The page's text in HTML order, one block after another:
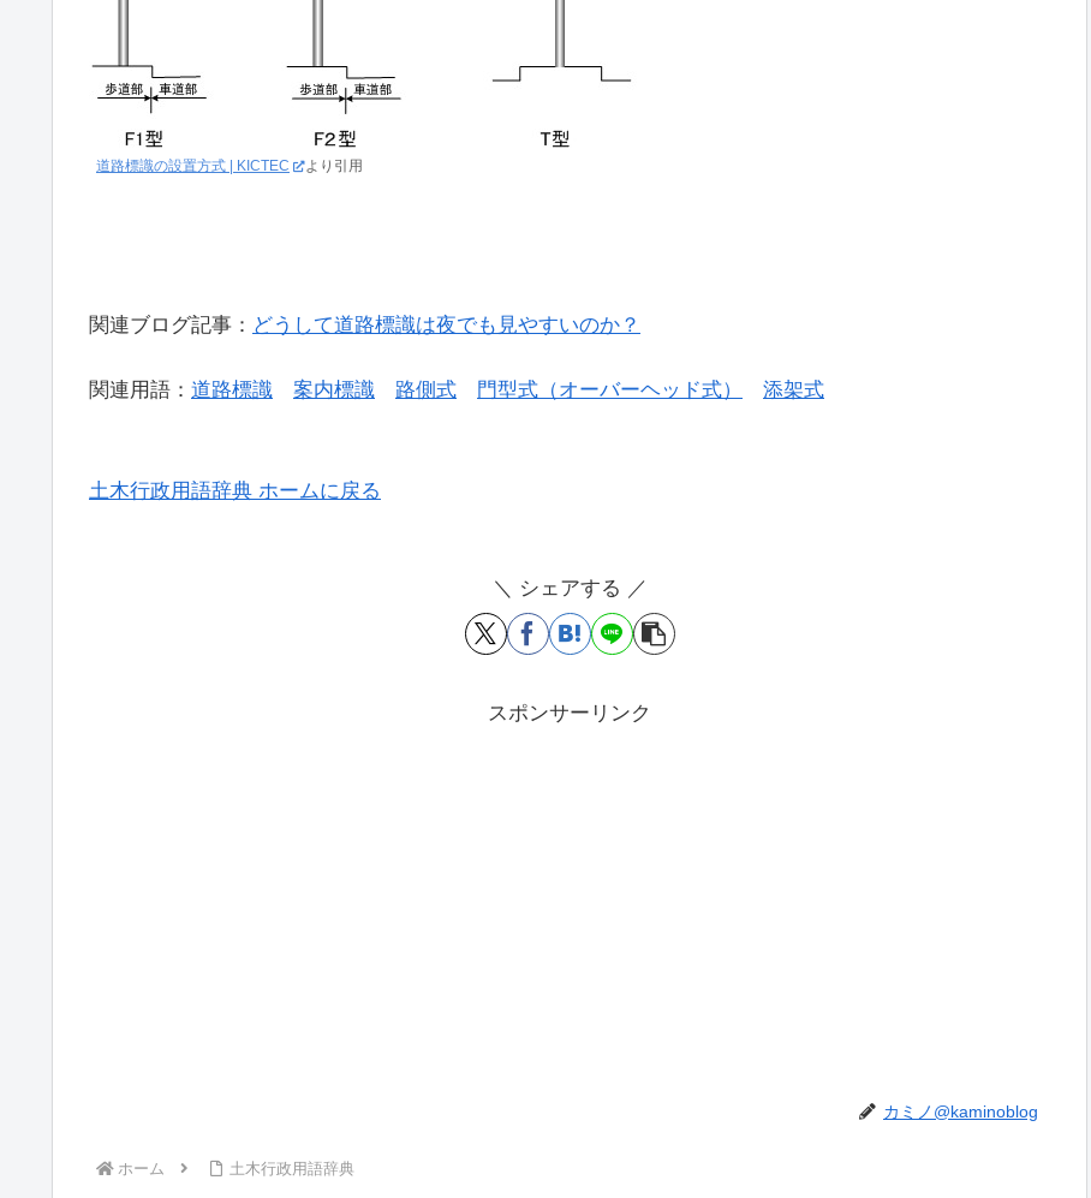
道路標識の設置方式 | KICTEC より引用
関連ブログ記事： どうして道路標識は夜でも見やすいのか？
関連用語： 道路標識 案内標識 路側式 門型式（オーバーヘッド式） 添架式
土木行政用語辞典 ホームに戻る
＼ シェアする ／
スポンサーリンク
カミノ@kaminoblog
ホーム 土木行政用語辞典